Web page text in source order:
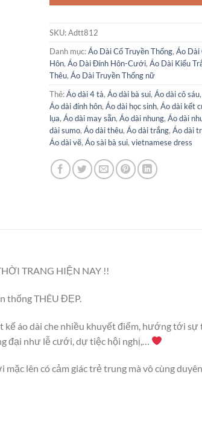
SKU:Adtt812
Danh mục:Áo Dài Cổ Truyền Thống, Áo
Hôn, Áo Dài Đính Hôn-Cưới, Áo Dài Kiểu
Thêu, Áo Dài Truyền Thống nữ
Thẻ:Áo dài 4 tà, Áo dài bà sui, Áo dài cô sáu,
Áo dài đính hôn, Áo dài học sinh, Áo dài kết
lụa, Áo dài may sẵn, Áo dài nhung, Áo dài
dài sumo, Áo dài thêu, Áo dài trắng, Áo dài
Áo dài vẽ, Áo sài bà sui, vietnamese dress
TRANG HIỆN NAY !!
thống THÊU ĐẸP.
áo dài che nhiều khuyết điểm, hướng tới sự
đại như lễ cưới, dự tiệc hội nghị,…
lên có cảm giác trẻ trung mà vô cùng